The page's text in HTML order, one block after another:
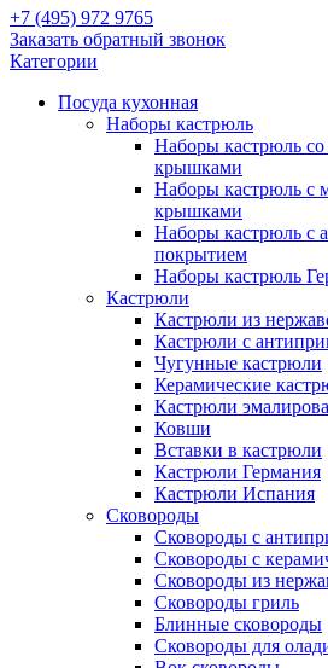
+7 (495) 972 9765
Заказать обратный звонок
Категории
Посуда кухонная
Наборы кастрюль
Наборы кастрюль
крышками
Наборы кастрюль с
крышками
Наборы кастрюль с
покрытием
Наборы кастрюль
Кастрюли
Кастрюли из
Кастрюли с
Чугунные кастрюли
Керамические
Кастрюли
Ковши
Вставки в кастрюли
Кастрюли Германия
Кастрюли Испания
Сковороды
Сковороды с
Сковороды с
Сковороды из
Сковороды гриль
Блинные сковороды
Сковороды для